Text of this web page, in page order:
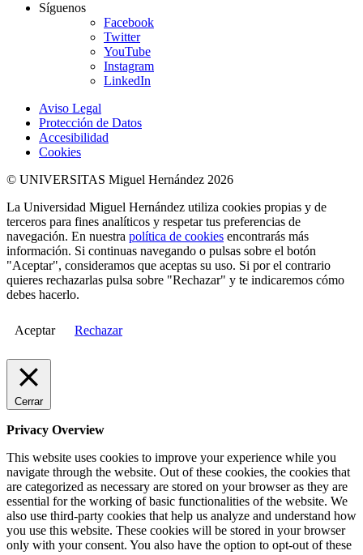
Síguenos
Facebook
Twitter
YouTube
Instagram
LinkedIn
Aviso Legal
Protección de Datos
Accesibilidad
Cookies
© UNIVERSITAS Miguel Hernández 2026
La Universidad Miguel Hernández utiliza cookies propias y de
terceros para fines analíticos y respetar tus preferencias de
navegación. En nuestra política de cookies encontrarás más
información. Si continuas navegando o pulsas sobre el botón
"Aceptar", consideramos que aceptas su uso. Si por el contrario
quieres rechazarlas pulsa sobre "Rechazar" y te indicaremos cómo
debes hacerlo.
Aceptar Rechazar
Cerrar
Privacy Overview
This website uses cookies to improve your experience while you
navigate through the website. Out of these cookies, the cookies that
are categorized as necessary are stored on your browser as they are
essential for the working of basic functionalities of the website. We
also use third-party cookies that help us analyze and understand how
you use this website. These cookies will be stored in your browser
only with your consent. You also have the option to opt-out of these